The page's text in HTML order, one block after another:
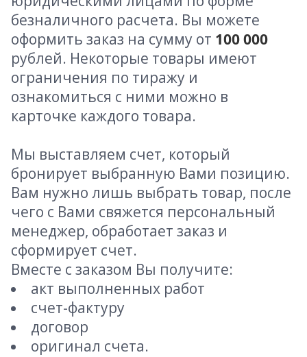
безналичного расчета. Вы можете
оформить заказ на сумму от 100 000
рублей. Некоторые товары имеют
ограничения по тиражу и
ознакомиться с ними можно в
карточке каждого товара.
Мы выставляем счет, который
бронирует выбранную Вами позицию.
Вам нужно лишь выбрать товар, после
чего с Вами свяжется персональный
менеджер, обработает заказ и
сформирует счет.
Вместе с заказом Вы получите:
акт выполненных работ
счет-фактуру
договор
оригинал счета.